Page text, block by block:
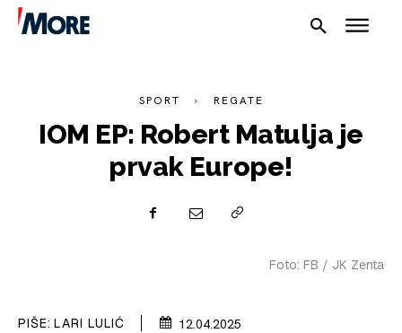
SPORT REGATE
IOM EP: Robert Matulja je
prvak Europe!
Foto: FB / JK Zenta
PIŠE: LARI LULIĆ 12.04.2025